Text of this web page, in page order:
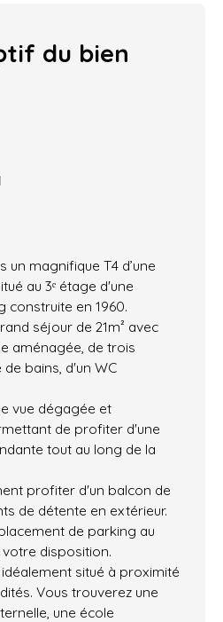
du bien
magnifique T4 d’une
au 3ᵉ étage d'une
construite en 1960.
séjour de 21m² avec
aménagée, de trois
bains, d'un WC
vue dégagée et
de profiter d'une
tout au long de la
profiter d'un balcon de
de détente en extérieur.
de parking au
disposition.
situé à proximité
Vous trouverez une
une école